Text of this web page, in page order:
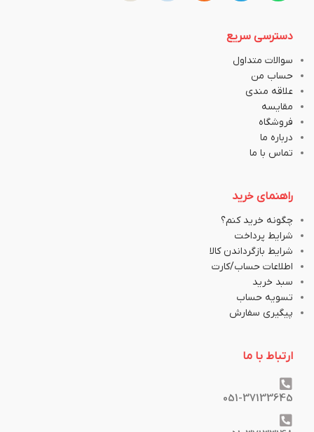
دسترسی سریع
سوالات متداول
حساب من
علاقه مندی
مقایسه
فروشگاه
درباره ما
تماس با ما
راهنمای خرید
چگونه خرید کنم؟
شرایط پرداخت
شرایط بازگرداندن کالا
اطلاعات حساب/کارت
سبد خرید
تسویه حساب
پیگیری سفارش
ارتباط با ما
051-37133645